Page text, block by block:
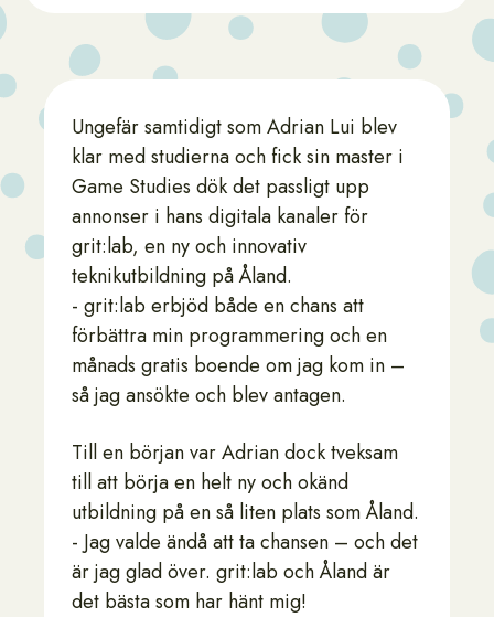
Ungefär samtidigt som Adrian Lui blev
klar med studierna och fick sin master i
Game Studies dök det passligt upp
annonser i hans digitala kanaler för
grit:lab, en ny och innovativ
teknikutbildning på Åland.
- grit:lab erbjöd både en chans att
förbättra min programmering och en
månads gratis boende om jag kom in –
så jag ansökte och blev antagen.
Till en början var Adrian dock tveksam
till att börja en helt ny och okänd
utbildning på en så liten plats som Åland.
- Jag valde ändå att ta chansen – och det
är jag glad över. grit:lab och Åland är
det bästa som har hänt mig!